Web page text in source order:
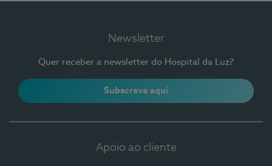
Newsletter
Quer receber a newsletter do Hospital da Luz?
Subscreva aqui
Apoio ao cliente